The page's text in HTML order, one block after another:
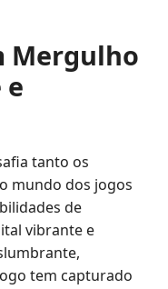
Mergulho
e
tanto os
mundo dos jogos
de
vibrante e
tem capturado